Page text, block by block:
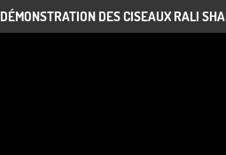
DÉMONSTRATION DES CISEAUX RALI